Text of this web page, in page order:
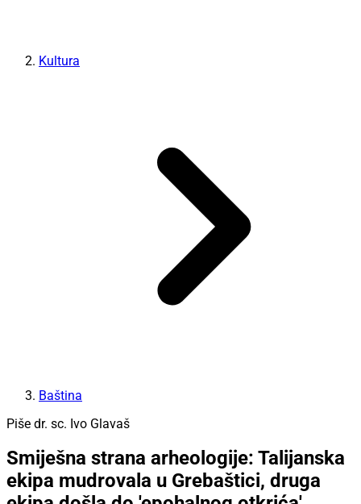
Kultura
Baština
Piše dr. sc. Ivo Glavaš
Smiješna strana arheologije: Talijanska
ekipa mudrovala u Grebaštici, druga